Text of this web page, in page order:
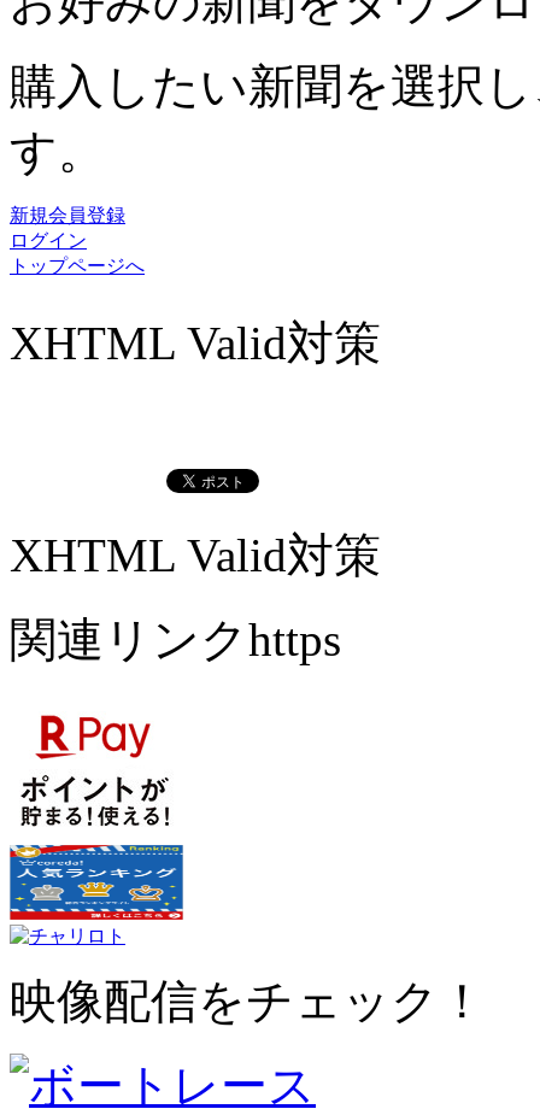
購入したい新聞を選択
す。
新規会員登録
ログイン
トップページへ
XHTML Valid対策
XHTML Valid対策
関連リンクhttps
映像配信をチェック！